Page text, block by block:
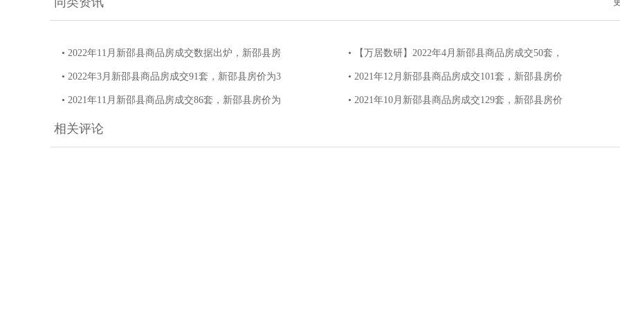
• 2022年11月新邵县商品房成交数据出炉，新邵县房 • 【万居数研】2022年4月新邵县商品房成交50套，
• 2022年3月新邵县商品房成交91套，新邵县房价为3 • 2021年12月新邵县商品房成交101套，新邵县房价
• 2021年11月新邵县商品房成交86套，新邵县房价为 • 2021年10月新邵县商品房成交129套，新邵县房价
相关评论